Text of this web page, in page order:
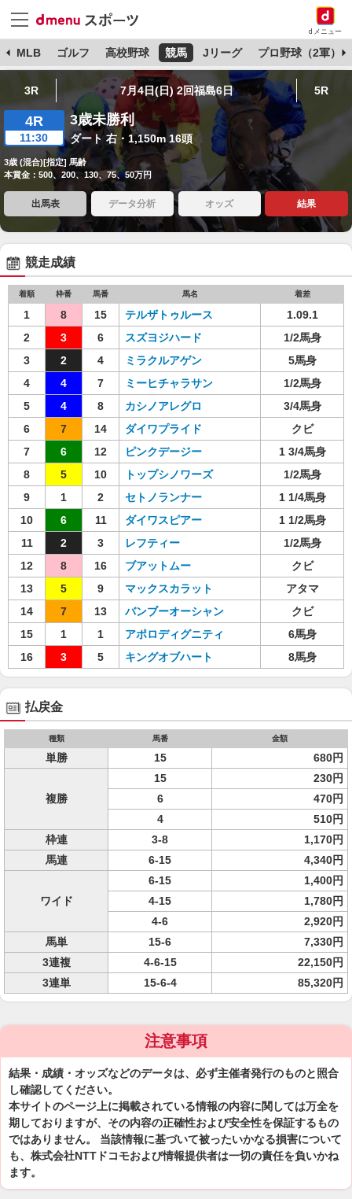
dメニュー
MLB ゴルフ 高校野球 競馬 Jリーグ プロ野球（2軍）
3R 7月4日(日) 2回福島6日 5R
4R
11:30
3歳未勝利
ダート 右・1,150m 16頭
3歳 (混合)[指定] 馬齢
本賞金：500、200、130、75、50万円
出馬表 データ分析 オッズ 結果
競走成績
着順 枠番 馬番 馬名 着差
1 8 15 テルザトゥルース
1.09.1
2
3 6 スズヨジハード
1/2馬身
3
2 4 ミラクルアゲン
5馬身
4
4 7 ミーヒチャラサン
1/2馬身
5
4 8 カシノアレグロ
3/4馬身
6
7 14 ダイワプライド
クビ
7
6 12 ピンクデージー
1 3/4馬身
8
5 10 トップシノワーズ
1/2馬身
9
1 2 セトノランナー
1 1/4馬身
10
6 11 ダイワスピアー
1 1/2馬身
11
2 3 レフティー
1/2馬身
12
8 16 ブアットムー
クビ
13
5 9 マックスカラット
アタマ
14
7 13 バンブーオーシャン
クビ
15
1 1 アポロディグニティ
6馬身
16
3 5 キングオブハート 8馬身
払戻金
種類 馬番 金額
単勝 15 680円
複勝
15
230円
6
470円
4
510円
枠連
3-8
1,170円
馬連
6-15 4,340円
ワイド
6-15
1,400円
4-15
1,780円
4-6
2,920円
馬単
15-6
7,330円
3連複
4-6-15
22,150円
3連単
15-6-4 85,320円
注意事項
結果・成績・オッズなどのデータは、必ず主催者発行のものと照合
し確認してください。
本サイトのページ上に掲載されている情報の内容に関しては万全を
期しておりますが、その内容の正確性および安全性を保証するもの
ではありません。 当該情報に基づいて被ったいかなる損害について
も、株式会社NTTドコモおよび情報提供者は一切の責任を負いかね
ます。